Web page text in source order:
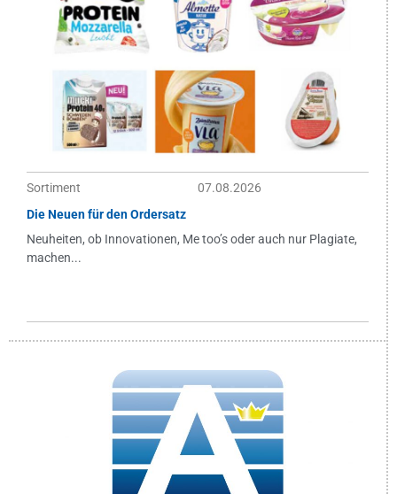
Sortiment
07.08.2026
Die Neuen für den Ordersatz
Neuheiten, ob Innovationen, Me too’s oder auch nur Plagiate,
machen...